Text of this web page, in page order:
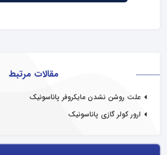
مقالات مرتبط
علت روشن نشدن مایکروفر پاناسونیک
ارور کولر گازی پاناسونیک